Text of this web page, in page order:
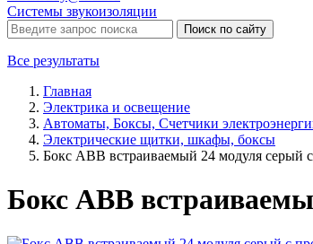
Системы звукоизоляции
Поиск по сайту
Все результаты
Главная
Электрика и освещение
Автоматы, Боксы, Счетчики
Электрические щитки, шкафы, боксы
Бокс ABB встраиваемый 24 модуля серый
Бокс ABB